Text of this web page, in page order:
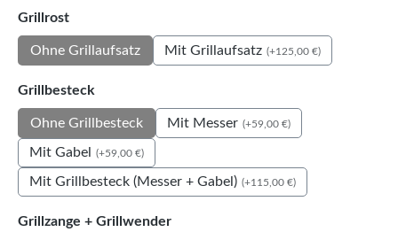
Grillrostauswählen
Ohne Grillaufsatz Mit Grillaufsatz (+125,00 €)
Grillbesteck
Ohne Grillbesteck Mit Messer (+59,00 €)
Mit Gabel (+59,00 €)
Mit Grillbesteck (Messer + Gabel) (+115,00 €)
Grillzange + Grillwenderauswählen